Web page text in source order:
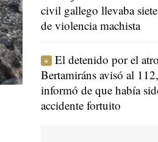
civil gallego llevaba
de violencia machista
El detenido por el
Bertamiráns avisó al
informó de que había
accidente fortuito